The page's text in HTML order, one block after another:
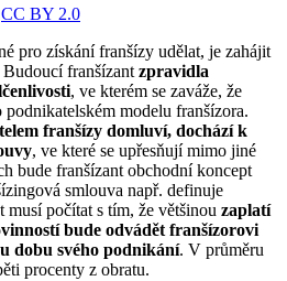
CC BY 2.0
pro získání franšízy udělat, je zahájit
franšízant zpravidla
, ve kterém se zaváže, že
modelu franšízora.
franšízy domluví, dochází k
, ve které se upřesňují mimo jiné
bude franšízant obchodní koncept
smlouva např. definuje
musí počítat s tím, že většinou zaplatí
bude odvádět franšízorovi
dobu svého podnikání. V průměru
procenty z obratu.